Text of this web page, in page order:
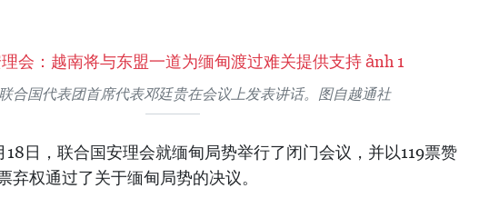
合国代表团首席代表邓廷贵在会议上发表讲话。图自越通社
日，联合国安理会就缅甸局势举行了闭门会议，并以119票赞
弃权通过了关于缅甸局势的决议。